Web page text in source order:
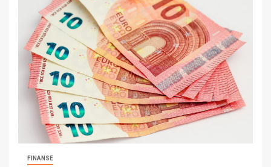
FINANSE